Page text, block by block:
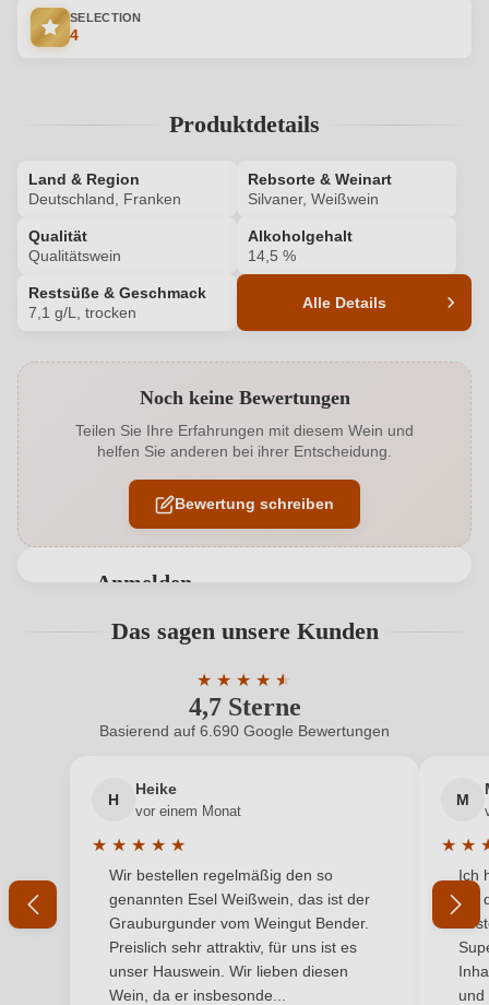
SELECTION
4
Produktdetails
Land & Region
Deutschland, Franken
Rebsorte & Weinart
Silvaner, Weißwein
Qualität
Qualitätswein
Alkoholgehalt
14,5 %
Restsüße & Geschmack
7,1 g/L, trocken
Alle Details
Alkoholgehalt in % 14,5 %
Allergene Enthält Sulfite
Ausbau Edelstahltank
Weinerlebnis Stühler, Landwehrstraße 1, 97247
Untereisenheim, Deutschland
Land Deutschland
Passt zu Fisch
Qualitätswein
Noch keine Bewertungen
Teilen Sie Ihre Erfahrungen mit diesem Wein und
helfen Sie anderen bei ihrer Entscheidung.
Bewertung schreiben
Anmelden
Benutzern abgegeben werden. Bitte loggen Sie sich
Neuer Kunde? Neuer Kunde?
Ihre E-Mail-Adresse
Ihr Passwort
Ich habe mein Passwort vergessen
Das sagen unsere Kunden
4,7 Sterne
★ ★ ★ ★ ★
★
Durchschnittliche Bewertung von 4.7
Basierend auf 6.690 Google Bewertungen
H
Heike
vor einem Monat
★ ★ ★ ★ ★
Durchschnittliche Bewertung von 5 von 5 Sternen
Wir bestellen regelmäßig den so
genannten Esel Weißwein, das ist der
Grauburgunder vom Weingut Bender.
Preislich sehr attraktiv, für uns ist es
unser Hauswein. Wir lieben diesen
Wein, da er insbesonde...
M
★ ★
Ich
mit
und